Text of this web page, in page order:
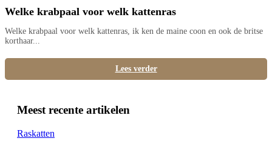
Welke krabpaal voor welk kattenras
Welke krabpaal voor welk kattenras, ik ken de maine coon en ook de britse
korthaar...
Lees verder
Meest recente artikelen
Raskatten